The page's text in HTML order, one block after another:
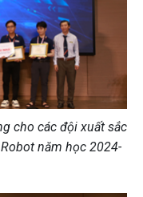
cho các đội xuất sắc
năm học 2024-